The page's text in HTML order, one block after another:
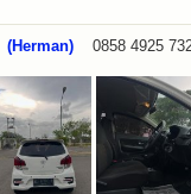
(Herman) 0858 4925